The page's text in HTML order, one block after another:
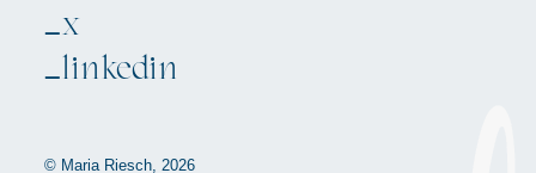
_x
_linkedin
© Maria Riesch, 2026